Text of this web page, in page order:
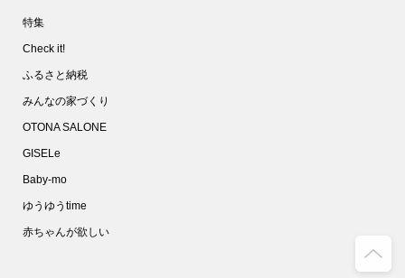
特集
Check it!
ふるさと納税
みんなの家づくり
OTONA SALONE
GISELe
Baby-mo
ゆうゆうtime
赤ちゃんが欲しい